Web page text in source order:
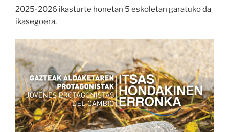
2025-2026 ikasturte honetan 5 eskoletan garatuko da
ikasegoera.